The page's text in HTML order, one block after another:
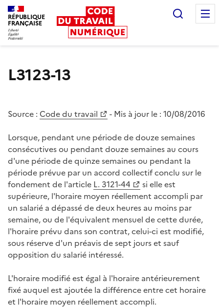
RÉPUBLIQUE
FRANÇAISE
L3123-13
Source : Code du travail - Mis à jour le : 10/08/2016
Lorsque, pendant une période de douze semaines
consécutives ou pendant douze semaines au cours
d'une période de quinze semaines ou pendant la
période prévue par un accord collectif conclu sur le
fondement de l'article L. 3121-44
si elle est
supérieure, l'horaire moyen réellement accompli par
un salarié a dépassé de deux heures au moins par
semaine, ou de l'équivalent mensuel de cette durée,
l'horaire prévu dans son contrat, celui-ci est modifié,
sous réserve d'un préavis de sept jours et sauf
opposition du salarié intéressé.
L'horaire modifié est égal à l'horaire antérieurement
fixé auquel est ajoutée la différence entre cet horaire
et l'horaire moyen réellement accompli.